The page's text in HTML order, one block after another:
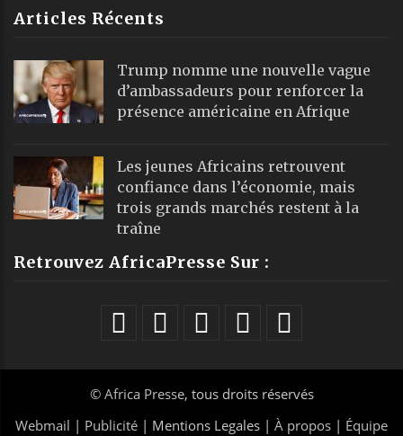
Articles Récents
Trump nomme une nouvelle vague
d’ambassadeurs pour renforcer la
présence américaine en Afrique
Les jeunes Africains retrouvent
confiance dans l’économie, mais
trois grands marchés restent à la
traîne
Retrouvez AfricaPresse Sur :
© Africa Presse, tous droits réservés
Webmail | Publicité | Mentions Legales | À propos | Équipe